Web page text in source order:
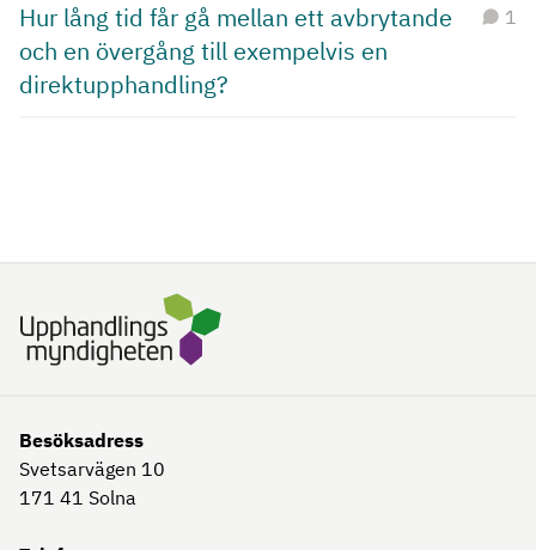
Hur lång tid får gå mellan ett avbrytande
och en övergång till exempelvis en
direktupphandling?
1
Besöksadress
Svetsarvägen 10
171 41 Solna